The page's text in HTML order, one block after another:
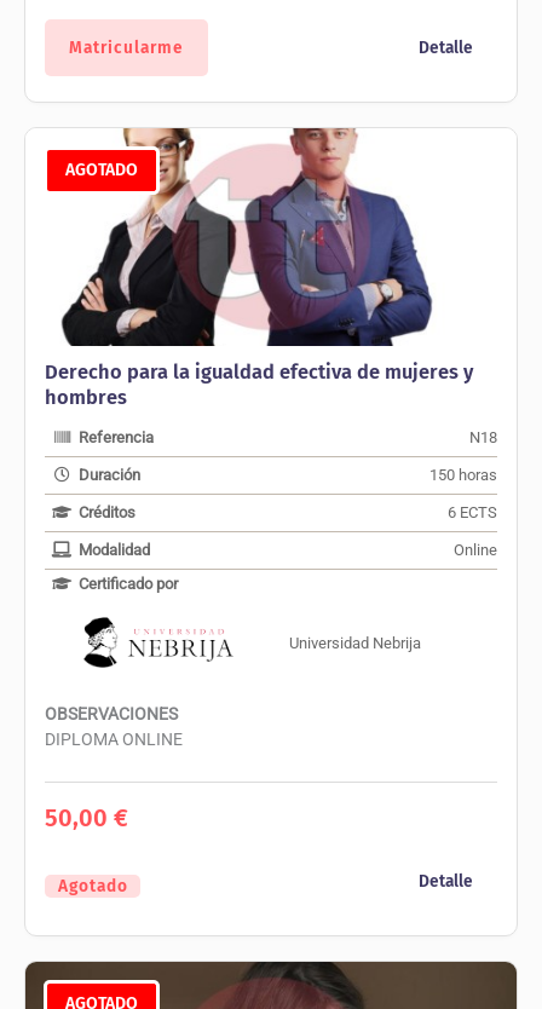
Matricularme Detalle
AGOTADO
Derecho para la igualdad efectiva de mujeres y
hombres
Referencia N18
Duración 150 horas
Créditos 6 ECTS
Modalidad
Online
Certificado por
Universidad Nebrija
OBSERVACIONES
DIPLOMA ONLINE
50,00€
Agotado Detalle
AGOTADO